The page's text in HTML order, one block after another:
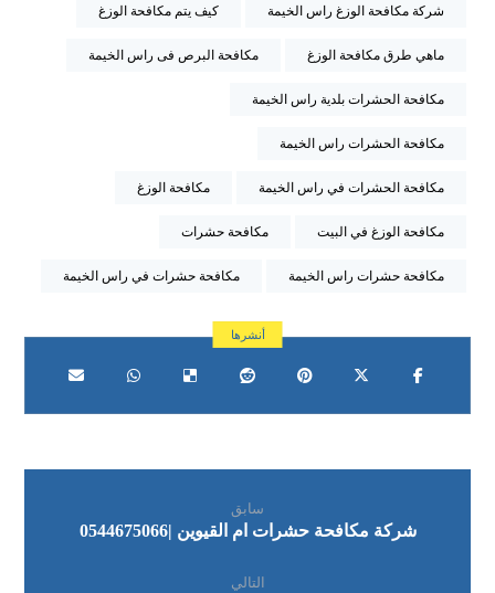
شركة مكافحة الوزغ راس الخيمة كيف يتم مكافحة الوزغ
ماهي طرق مكافحة الوزغ مكافحة البرص فى راس الخيمة
مكافحة الحشرات بلدية راس الخيمة
مكافحة الحشرات راس الخيمة
مكافحة الحشرات في راس الخيمة مكافحة الوزغ
مكافحة الوزغ في البيت مكافحة حشرات
مكافحة حشرات راس الخيمة مكافحة حشرات في راس الخيمة
سابق
شركة مكافحة حشرات ام القيوين |0544675066
التالي